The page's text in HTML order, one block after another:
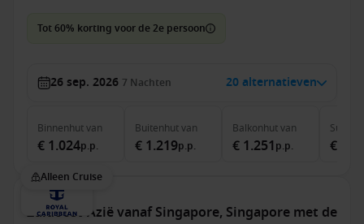
Tot 60% korting voor de 2e persoon
26 sep. 2026 7 Nachten 20 alternatieven
Binnenhutvan
€ 1.024p.p.
Buitenhutvan
€ 1.219p.p.
Balkonhutvan
€ 1.251 p.p.
Suite
€
Alleen Cruise
Zuidoost-Azië vanaf Singapore, Singapore met de